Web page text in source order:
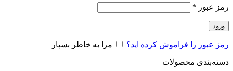
رمز عبور *
ورود
رمز عبور را فراموش کرده اید؟ مرا به خاطر بسپار
دسته‌بندی محصولات